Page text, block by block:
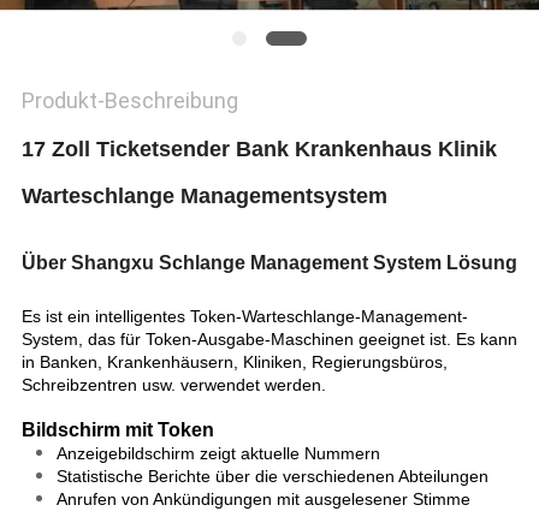
Produkt-Beschreibung
17 Zoll Ticketsender Bank Krankenhaus Klinik
Warteschlange Managementsystem
Über Shangxu Schlange Management System Lösung
Es ist ein intelligentes Token-Warteschlange-Management-
System, das für Token-Ausgabe-Maschinen geeignet ist. Es kann
in Banken, Krankenhäusern, Kliniken, Regierungsbüros,
Schreibzentren usw. verwendet werden.
Bildschirm mit Token
Anzeigebildschirm zeigt aktuelle Nummern
Statistische Berichte über die verschiedenen Abteilungen
Anrufen von Ankündigungen mit ausgelesener Stimme